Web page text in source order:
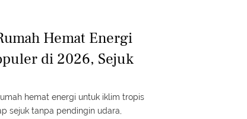
Hemat Energi
di 2026, Sejuk
hemat energi untuk iklim tropis
sejuk tanpa pendingin udara,